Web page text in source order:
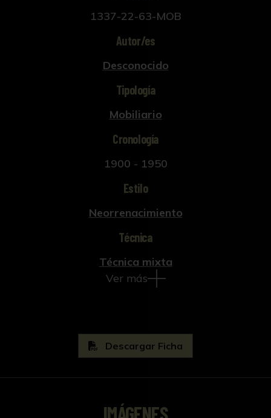
1337-22-63-MOB
Autor/es
Desconocido
Tipología
Mobiliario
Cronología
1900 - 1950
Estilo
Neorrenacimiento
Técnica
Técnica mixta
Ver más
Descargar Ficha
IMÁGENES